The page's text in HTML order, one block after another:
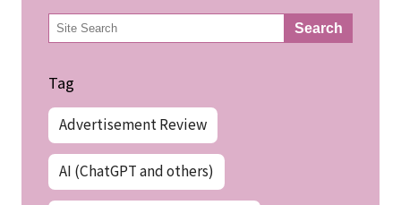
検
索 Search
Tag
Advertisement Review
AI (ChatGPT and others)